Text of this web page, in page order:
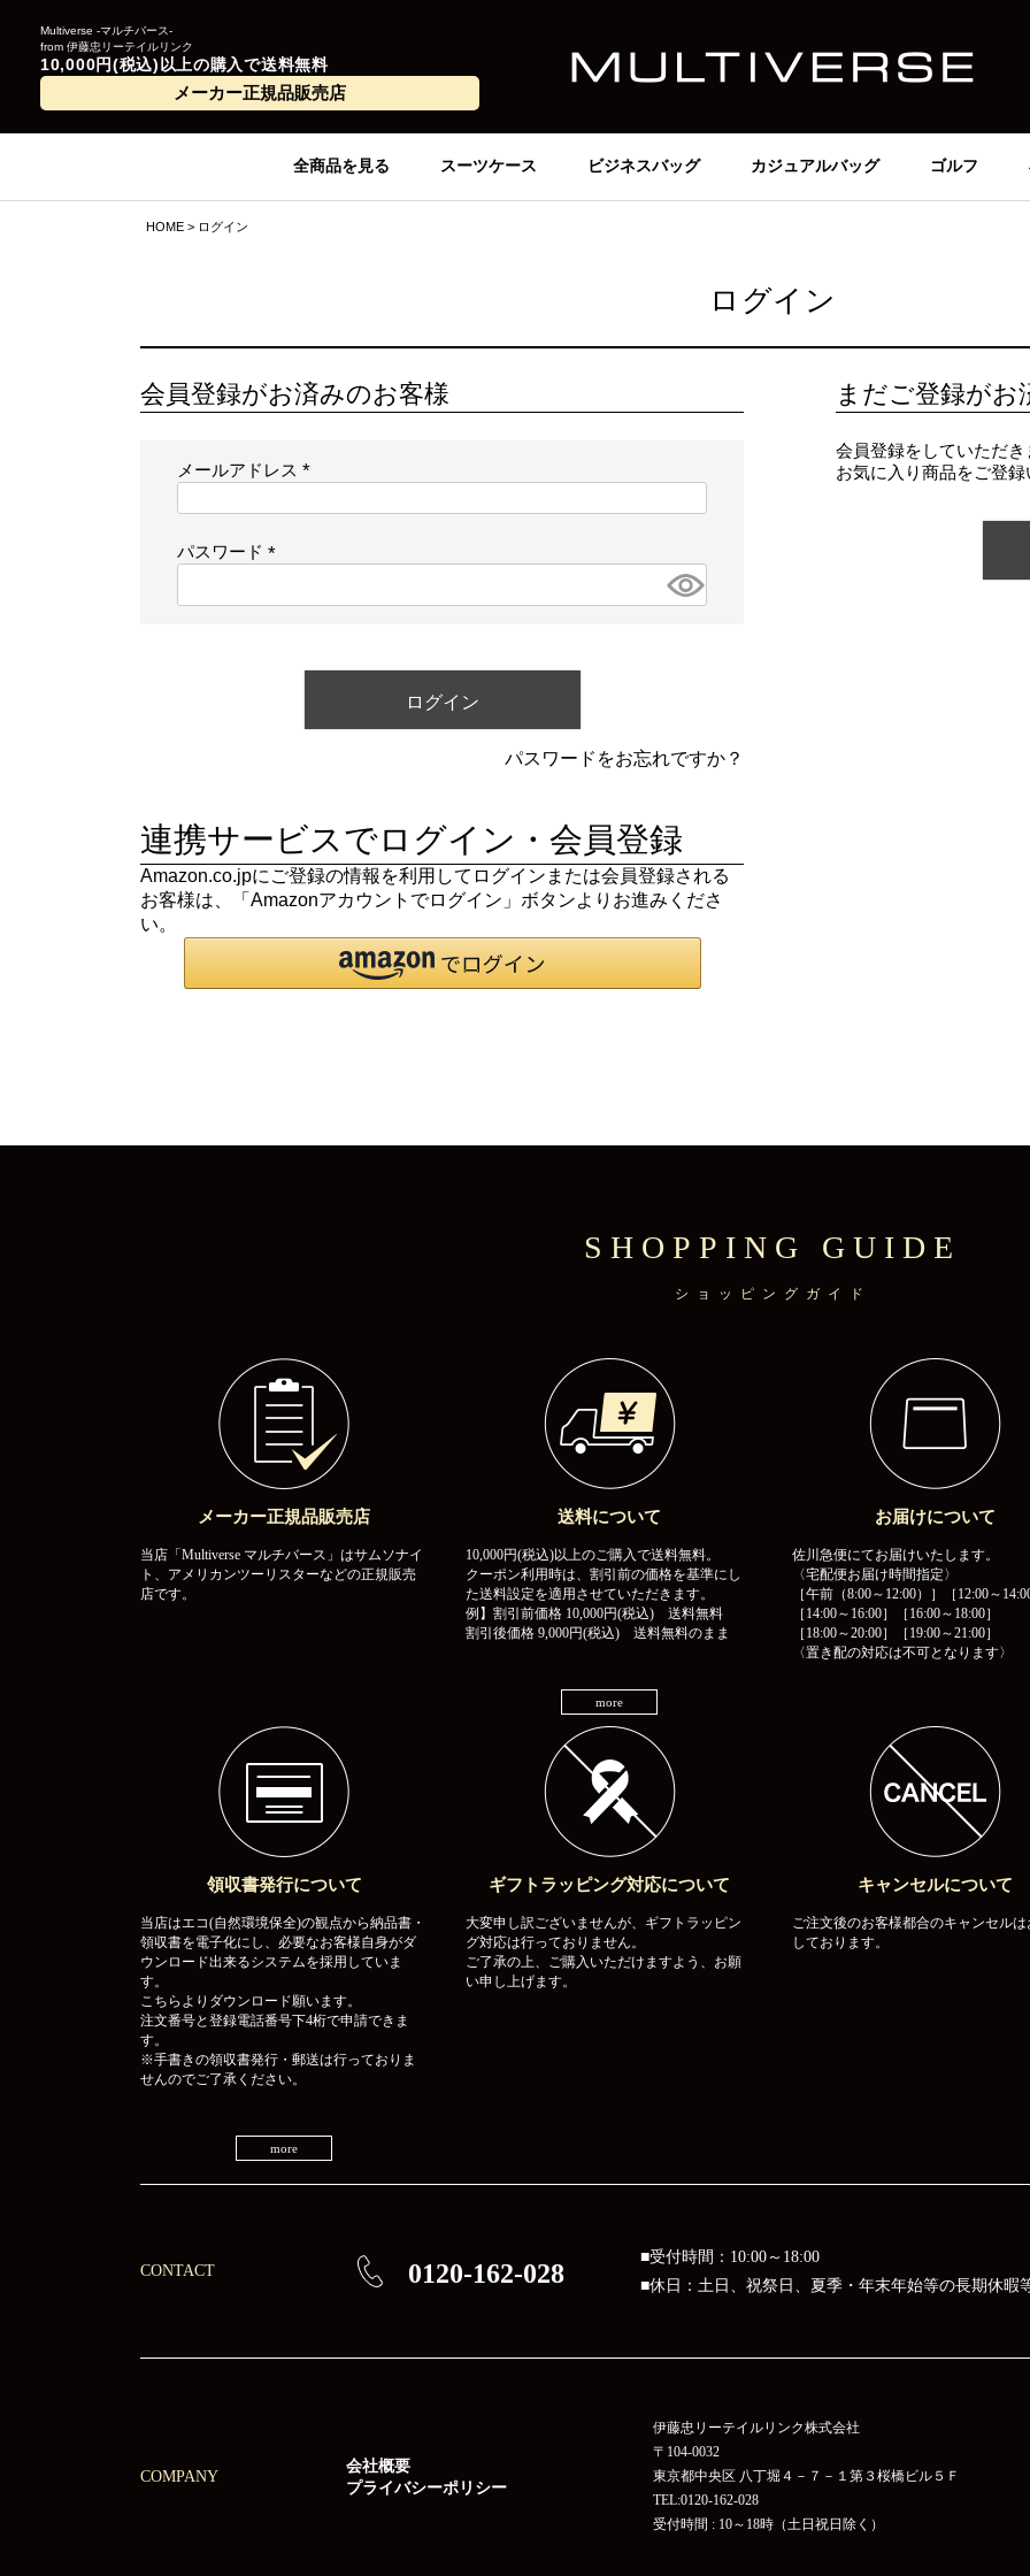
Multiverse -マルチバース-
from 伊藤忠リーテイルリンク
10,000円(税込)以上の購入で送料無料
メーカー正規品販売店
全商品を見る スーツケース ビジネスバッグ カジュアルバッグ ゴルフ
HOME ログイン
ログイン
会員登録がお済みのお客様
メールアドレス
必
パスワード
ログイン
パスワードをお忘れですか？
連携サービスでログイン・会員登録
Amazon.co.jpにご登録の情報を利用してログインまたは会員登録される
お客様は、「Amazonアカウントでログイン」ボタンよりお進みくださ
い。
まだご登録がお
会員登録をしていただ
お気に入り商品をご登
SHOPPING GUIDE
ショッピングガイド
メーカー正規品販売店
当店「Multiverse マルチバース」はサムソナイ
ト、アメリカンツーリスターなどの正規販売
店です。
送料について
10,000円(税込)以上のご購入で送料無料。
クーポン利用時は、割引前の価格を基準にし
た送料設定を適用させていただきます。
例】割引前価格 10,000円(税込) 送料無料
割引後価格 9,000円(税込) 送料無料のまま
more
お届けについて
佐川急便にてお届けいたします。
〈宅配便お届け時間指定〉
［午前（8:00～12:00）］［12:00～
［14:00～16:00］［16:00～18:00］
［18:00～20:00］［19:00～21:00］
〈置き配の対応は不可となります〉
領収書発行について
当店はエコ(自然環境保全)の観点から納品書・
領収書を電子化にし、必要なお客様自身がダ
ウンロード出来るシステムを採用していま
す。
こちらよりダウンロード願います。
注文番号と登録電話番号下4桁で申請できま
す。
※手書きの領収書発行・郵送は行っておりま
せんのでご了承ください。
more
ギフトラッピング対応について
大変申し訳ございませんが、ギフトラッピン
グ対応は行っておりません。
ご了承の上、ご購入いただけますよう、お願
い申し上げます。
キャンセルについて
ご注文後のお客様都合のキャンセルは
しております。
CONTACT 0120-162-028
■受付時間：10:00～18:00
■休日：土日、祝祭日、夏季・年末年始等の長期休暇
COMPANY
会社概要
プライバシーポリシー
伊藤忠リーテイルリンク株式会社
〒104-0032
東京都中央区 八丁堀４－７－１第３桜橋ビル５Ｆ
TEL:0120-162-028
受付時間 : 10～18時（土日祝日除く）